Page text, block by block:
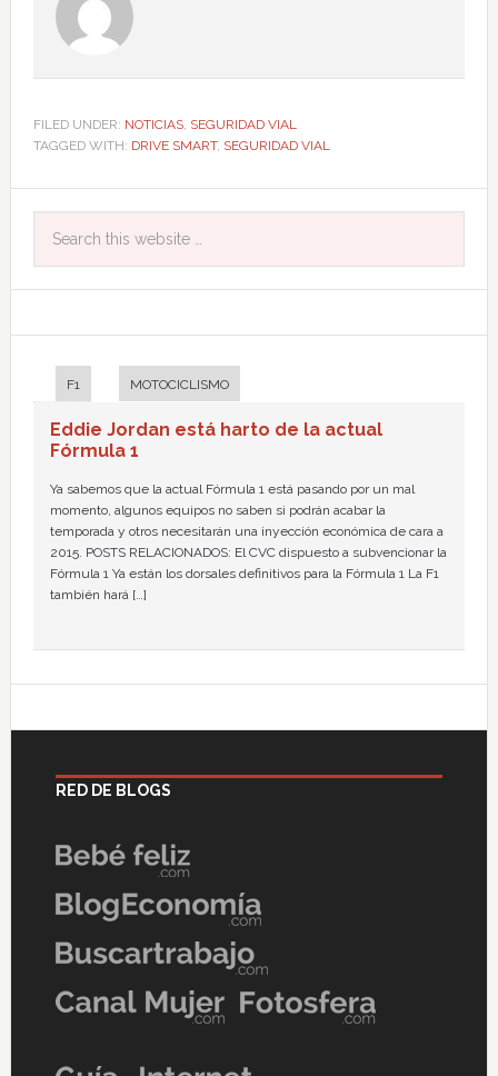
FILED UNDER: NOTICIAS, SEGURIDAD VIAL
TAGGED WITH: DRIVE SMART, SEGURIDAD VIAL
F1 MOTOCICLISMO
Eddie Jordan está harto de la actual
Fórmula 1
Ya sabemos que la actual Fórmula 1 está pasando por un mal
momento, algunos equipos no saben si podrán acabar la
temporada y otros necesitarán una inyección económica de cara a
2015. POSTS RELACIONADOS: El CVC dispuesto a subvencionar la
Fórmula 1 Ya están los dorsales definitivos para la Fórmula 1 La F1
también hará […]
RED DE BLOGS